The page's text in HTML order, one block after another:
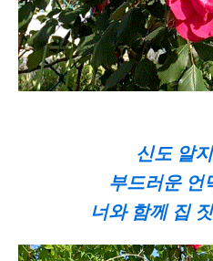
신도 알
부드러운 언
너와 함께 집